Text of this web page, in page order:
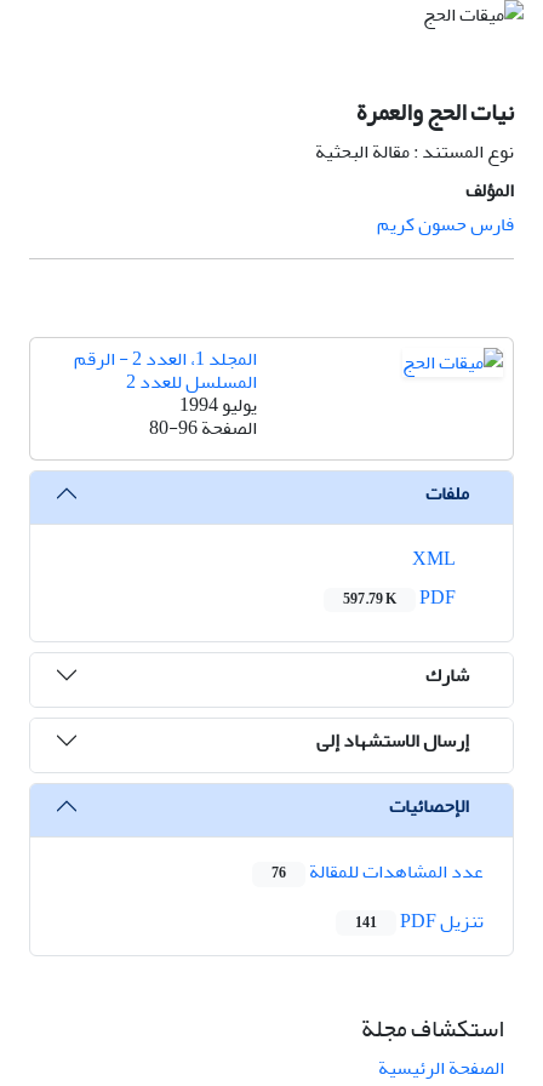
نيات الحج والعمرة
نوع المستند : مقالة البحثية
المؤلف
فارس حسون کريم
المجلد 1، العدد 2 - الرقم
المسلسل للعدد 2
يوليو 1994
الصفحة80-96
ملفات
597.79 K
شارك
إرسال الاستشهاد إلى
الإحصائيات
عدد المشاهدات للمقالة
76
تنزیل PDF 141
استكشاف مجلة
الصفحة الرئيسية